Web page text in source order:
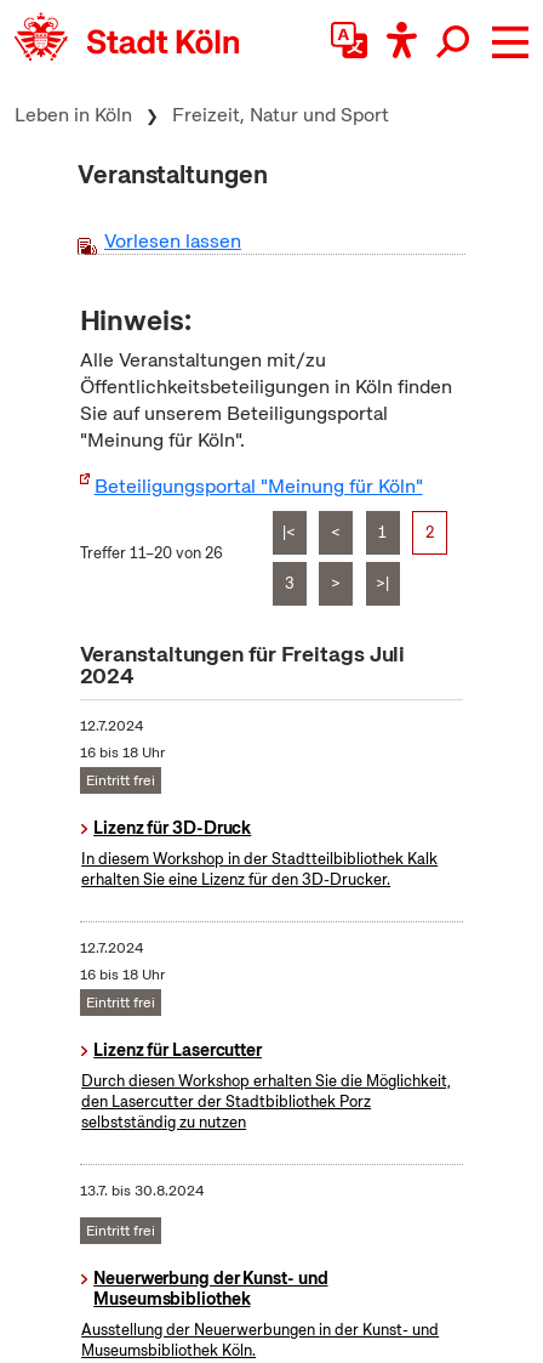
zum Inhalt springen
Leben in Köln Freizeit, Natur und Sport
Veranstaltungen
Vorlesen lassen
Hinweis:
Alle Veranstaltungen mit/zu
Öffentlichkeitsbeteiligungen in Köln finden
Sie auf unserem Beteiligungsportal
"Meinung für Köln".
Beteiligungsportal "Meinung für Köln"
Treffer 11–20 von 26
|< < 1 2
3 > >|
Veranstaltungen für Freitags Juli
2024
12.7.2024
16 bis 18 Uhr
Eintritt frei
Lizenz für 3D-Druck
In diesem Workshop in der Stadtteilbibliothek Kalk
erhalten Sie eine Lizenz für den 3D-Drucker.
12.7.2024
16 bis 18 Uhr
Eintritt frei
Lizenz für Lasercutter
Durch diesen Workshop erhalten Sie die Möglichkeit,
den Lasercutter der Stadtbibliothek Porz
selbstständig zu nutzen
13.7. bis30.8.2024
Eintritt frei
Neuerwerbung der Kunst- und
Museumsbibliothek
Ausstellung der Neuerwerbungen in der Kunst- und
Museumsbibliothek Köln.